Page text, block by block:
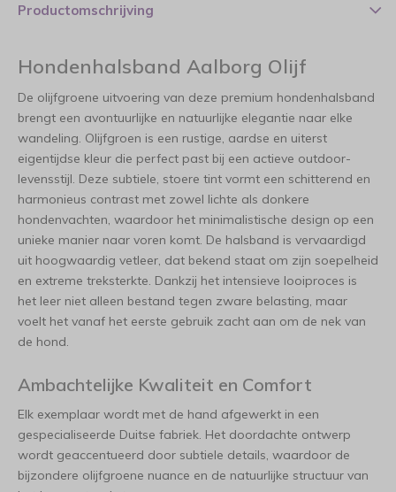
Productomschrijving
Hondenhalsband Aalborg Olijf
De olijfgroene uitvoering van deze premium hondenhalsband
brengt een avontuurlijke en natuurlijke elegantie naar elke
wandeling. Olijfgroen is een rustige, aardse en uiterst
eigentijdse kleur die perfect past bij een actieve outdoor-
levensstijl. Deze subtiele, stoere tint vormt een schitterend en
harmonieus contrast met zowel lichte als donkere
hondenvachten, waardoor het minimalistische design op een
unieke manier naar voren komt. De halsband is vervaardigd
uit hoogwaardig vetleer, dat bekend staat om zijn soepelheid
en extreme treksterkte. Dankzij het intensieve looiproces is
het leer niet alleen bestand tegen zware belasting, maar
voelt het vanaf het eerste gebruik zacht aan om de nek van
de hond.
Ambachtelijke Kwaliteit en Comfort
Elk exemplaar wordt met de hand afgewerkt in een
gespecialiseerde Duitse fabriek. Het doordachte ontwerp
wordt geaccentueerd door subtiele details, waardoor de
bijzondere olijfgroene nuance en de natuurlijke structuur van